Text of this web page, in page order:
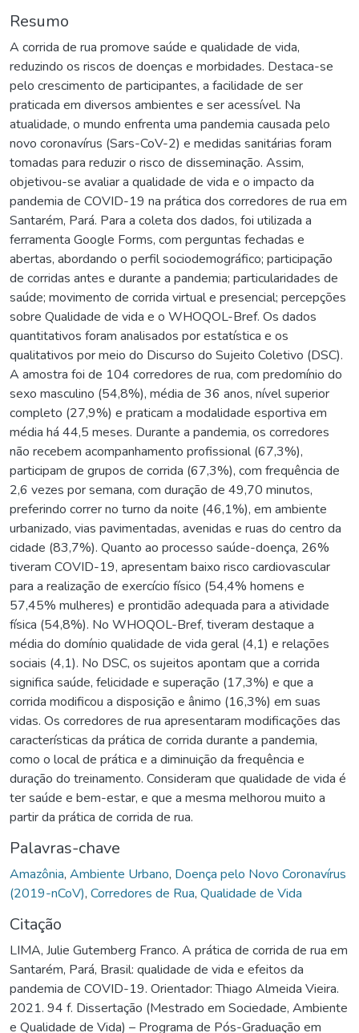
Resumo
A corrida de rua promove saúde e qualidade de vida,
reduzindo os riscos de doenças e morbidades. Destaca-se
pelo crescimento de participantes, a facilidade de ser
praticada em diversos ambientes e ser acessível. Na
atualidade, o mundo enfrenta uma pandemia causada pelo
novo coronavírus (Sars-CoV-2) e medidas sanitárias foram
tomadas para reduzir o risco de disseminação. Assim,
objetivou-se avaliar a qualidade de vida e o impacto da
pandemia de COVID-19 na prática dos corredores de rua em
Santarém, Pará. Para a coleta dos dados, foi utilizada a
ferramenta Google Forms, com perguntas fechadas e
abertas, abordando o perfil sociodemográfico; participação
de corridas antes e durante a pandemia; particularidades de
saúde; movimento de corrida virtual e presencial; percepções
sobre Qualidade de vida e o WHOQOL-Bref. Os dados
quantitativos foram analisados por estatística e os
qualitativos por meio do Discurso do Sujeito Coletivo (DSC).
A amostra foi de 104 corredores de rua, com predomínio do
sexo masculino (54,8%), média de 36 anos, nível superior
completo (27,9%) e praticam a modalidade esportiva em
média há 44,5 meses. Durante a pandemia, os corredores
não recebem acompanhamento profissional (67,3%),
participam de grupos de corrida (67,3%), com frequência de
2,6 vezes por semana, com duração de 49,70 minutos,
preferindo correr no turno da noite (46,1%), em ambiente
urbanizado, vias pavimentadas, avenidas e ruas do centro da
cidade (83,7%). Quanto ao processo saúde-doença, 26%
tiveram COVID-19, apresentam baixo risco cardiovascular
para a realização de exercício físico (54,4% homens e
57,45% mulheres) e prontidão adequada para a atividade
física (54,8%). No WHOQOL-Bref, tiveram destaque a
média do domínio qualidade de vida geral (4,1) e relações
sociais (4,1). No DSC, os sujeitos apontam que a corrida
significa saúde, felicidade e superação (17,3%) e que a
corrida modificou a disposição e ânimo (16,3%) em suas
vidas. Os corredores de rua apresentaram modificações das
características da prática de corrida durante a pandemia,
como o local de prática e a diminuição da frequência e
duração do treinamento. Consideram que qualidade de vida é
ter saúde e bem-estar, e que a mesma melhorou muito a
partir da prática de corrida de rua.
Palavras-chave
Amazônia, Ambiente Urbano, Doença pelo Novo Coronavírus
(2019-nCoV), Corredores de Rua, Qualidade de Vida
Citação
LIMA, Julie Gutemberg Franco. A prática de corrida de rua em
Santarém, Pará, Brasil: qualidade de vida e efeitos da
pandemia de COVID-19. Orientador: Thiago Almeida Vieira.
2021. 94 f. Dissertação (Mestrado em Sociedade, Ambiente
e Qualidade de Vida) – Programa de Pós-Graduação em